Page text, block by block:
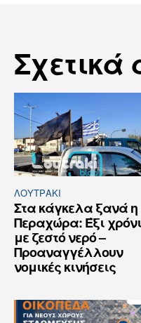
ΛΟΥΤΡΆΚΙ
Στα κάγκελα ξανά η
Περαχώρα: Έξι
με ζεστό νερό –
Προαναγγέλλουν
νομικές κινήσεις